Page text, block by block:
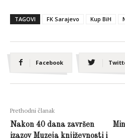
TAGOVI FK Sarajevo Kup BiH
Facebook
Prethodni članak
Nakon 40 dana završen
izazov Muzeja književnosti i